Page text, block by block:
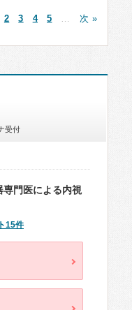
2 3 4 5 次 »
受付
門医による内視
15件